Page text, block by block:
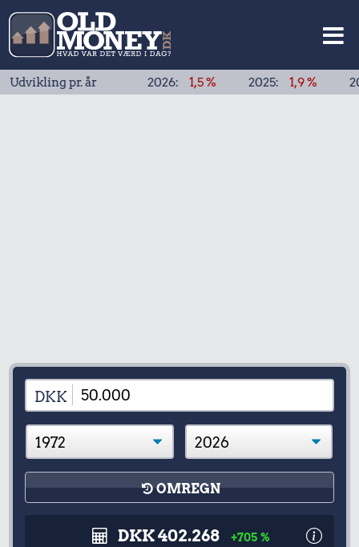
pr. år2026: 1,5 % 2025: 1,9 % 2024: 1,9
DKK
OMREGN
DKK 402.268 +705 %